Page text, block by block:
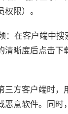
限）。
：在客户端中搜
清晰度后点击下
三方客户端时，
恶意软件。同时